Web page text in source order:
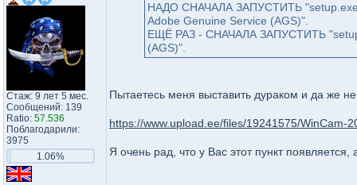
Стаж: 9 лет 5 мес.
Сообщений: 139
Ratio: 57.536
Поблагодарили:
3975
1.06%
НАДО СНАЧАЛА ЗАПУСТИТЬ
Adobe Genuine Service (AGS)".
ЕЩЁ РАЗ - СНАЧАЛА ЗАПУСТИТЬ
(AGS)".
Пытаетесь меня выставить дураком и да же
https://www.upload.ee/files/19241575/WinCam-
Я очень рад, что у Вас этот пункт